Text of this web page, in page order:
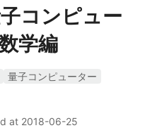
コンピュー
学編
量子コンピューター
at 2018-06-25